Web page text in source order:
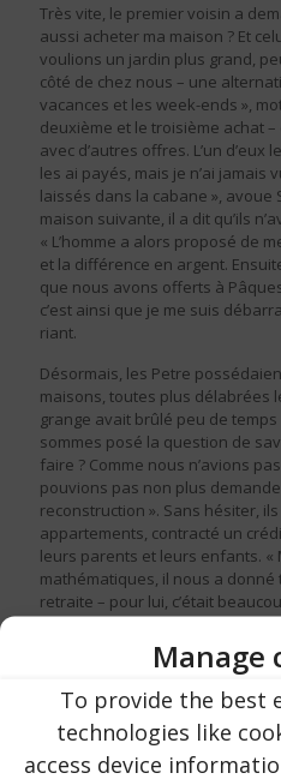
Manage
To provide the best
technologies like
access device
Très vite, le premier voisin a
aussi acheter ma maison ? Et
voulions un jardin plus grand,
côté de chez nous – une
vacances et les week-ends »,
deuxième et le troisième achat
avec d’autres offres. L’un
les ai payés, mais je n’ai jamais
laissés dans la cabane », avoue
maison suivante, il a dit qu’ils
« L’homme a alors proposé de
et la différence en argent.
que nous avons offerts à
c’est ainsi que je me suis
riant.
Désormais, les Petre
maisons, toutes plus délabrées
grange avait brûlé peu de
sommes posé la question de
faire ? Comme nous n’avions
pouvions pas non plus
reconstruction ». Sans hésiter,
appartements, contracté un
leurs parents et leurs enfants.
mathématiques, il nous a
retraite – pour lui, c’était
avec émotion. « Notre fille Sara
ajoute Camelia. Chaque
commun. La construction de «
ans.